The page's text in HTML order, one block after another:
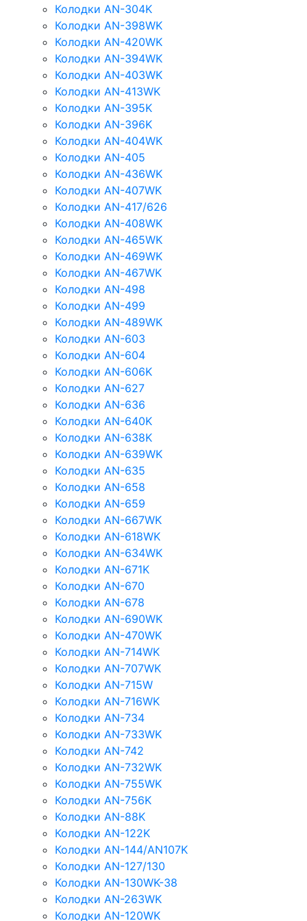
Колодки AN-304K
Колодки AN-398WK
Колодки AN-420WK
Колодки AN-394WK
Колодки AN-403WK
Колодки AN-413WK
Колодки AN-395K
Колодки AN-396K
Колодки AN-404WK
Колодки AN-405
Колодки AN-436WK
Колодки AN-407WK
Колодки AN-417/626
Колодки AN-408WK
Колодки AN-465WK
Колодки AN-469WK
Колодки AN-467WK
Колодки AN-498
Колодки AN-499
Колодки AN-489WK
Колодки AN-603
Колодки AN-604
Колодки AN-606K
Колодки AN-627
Колодки AN-636
Колодки AN-640K
Колодки AN-638K
Колодки AN-639WK
Колодки AN-635
Колодки AN-658
Колодки AN-659
Колодки AN-667WK
Колодки AN-618WK
Колодки AN-634WK
Колодки AN-671K
Колодки AN-670
Колодки AN-678
Колодки AN-690WK
Колодки AN-470WK
Колодки AN-714WK
Колодки AN-707WK
Колодки AN-715W
Колодки AN-716WK
Колодки AN-734
Колодки AN-733WK
Колодки AN-742
Колодки AN-732WK
Колодки AN-755WK
Колодки AN-756K
Колодки AN-88K
Колодки AN-122K
Колодки AN-144/AN107K
Колодки AN-127/130
Колодки AN-130WK-38
Колодки AN-263WK
Колодки AN-120WK